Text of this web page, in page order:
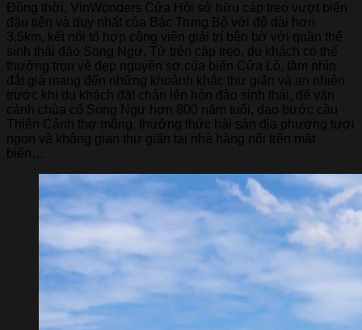
Đồng thời, VinWonders Cửa Hội sở hữu cáp treo vượt biển
đầu tiên và duy nhất của Bắc Trung Bộ với độ dài hơn
3,5km, kết nối tổ hợp công viên giải trí bên bờ với quần thể
sinh thái đảo Song Ngư. Từ trên cáp treo, du khách có thể
thưởng trọn vẻ đẹp nguyên sơ của biển Cửa Lò, tầm nhìn
đắt giá mang đến những khoảnh khắc thư giãn và an nhiên
trước khi du khách đặt chân lên hòn đảo sinh thái, để vãn
cảnh chùa cổ Song Ngư hơn 800 năm tuổi, dạo bước cầu
Thiên Cảnh thơ mộng, thưởng thức hải sản địa phương tươi
ngon và không gian thư giãn tại nhà hàng nổi trên mặt
biển…